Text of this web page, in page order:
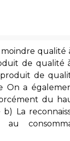
qualité
de qualité
de
On a
du
La